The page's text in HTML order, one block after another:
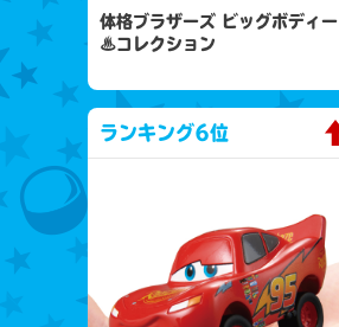
体格ブラザーズ ビッグボディー
♨コレクション
ランキング6位